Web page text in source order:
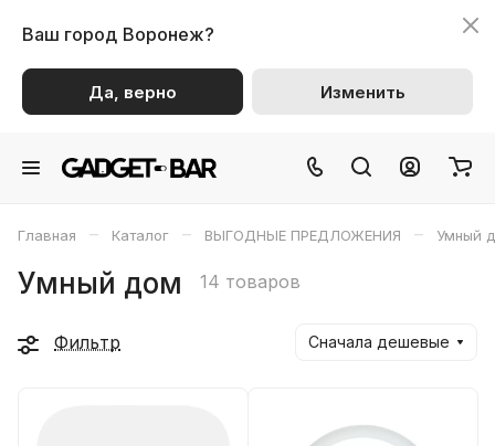
Ваш город Воронеж?
Да, верно Изменить
Главная – Каталог – ВЫГОДНЫЕ ПРЕДЛОЖЕНИЯ – Умный
Умный дом 14 товаров
Фильтр Сначала дешевые